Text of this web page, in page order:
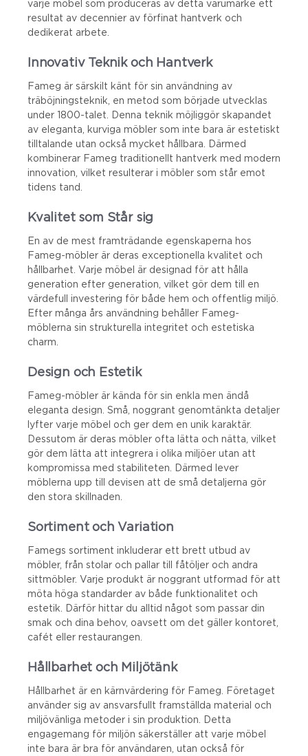
varje möbel som produceras av detta varumärke ett
resultat av decennier av förfinat hantverk och
dedikerat arbete.
Innovativ Teknik och Hantverk
Fameg är särskilt känt för sin användning av
träböjningsteknik, en metod som började utvecklas
under 1800-talet. Denna teknik möjliggör skapandet
av eleganta, kurviga möbler som inte bara är estetiskt
tilltalande utan också mycket hållbara. Därmed
kombinerar Fameg traditionellt hantverk med modern
innovation, vilket resulterar i möbler som står emot
tidens tand.
Kvalitet som Står sig
En av de mest framträdande egenskaperna hos
Fameg-möbler är deras exceptionella kvalitet och
hållbarhet. Varje möbel är designad för att hålla
generation efter generation, vilket gör dem till en
värdefull investering för både hem och offentlig miljö.
Efter många års användning behåller Fameg-
möblerna sin strukturella integritet och estetiska
charm.
Design och Estetik
Fameg-möbler är kända för sin enkla men ändå
eleganta design. Små, noggrant genomtänkta detaljer
lyfter varje möbel och ger dem en unik karaktär.
Dessutom är deras möbler ofta lätta och nätta, vilket
gör dem lätta att integrera i olika miljöer utan att
kompromissa med stabiliteten. Därmed lever
möblerna upp till devisen att de små detaljerna gör
den stora skillnaden.
Sortiment och Variation
Famegs sortiment inkluderar ett brett utbud av
möbler, från stolar och pallar till fåtöljer och andra
sittmöbler. Varje produkt är noggrant utformad för att
möta höga standarder av både funktionalitet och
estetik. Därför hittar du alltid något som passar din
smak och dina behov, oavsett om det gäller kontoret,
cafét eller restaurangen.
Hållbarhet och Miljötänk
Hållbarhet är en kärnvärdering för Fameg. Företaget
använder sig av ansvarsfullt framställda material och
miljövänliga metoder i sin produktion. Detta
engagemang för miljön säkerställer att varje möbel
inte bara är bra för användaren, utan också för